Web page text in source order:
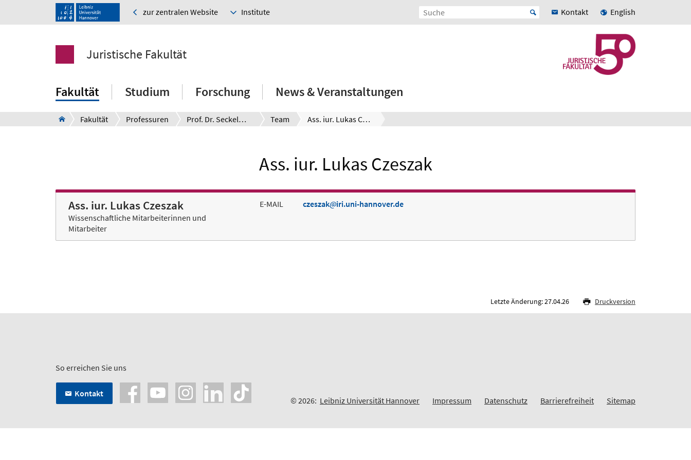
zur zentralen Website Institute Kontakt English
Juristische Fakultät
Fakultät Studium Forschung News & Veranstaltungen
Fakultät Professuren Prof. Dr. Seckelmann Team Ass. iur. Lukas Czeszak
Ass. iur. Lukas Czeszak
Ass. iur. Lukas Czeszak
Wissenschaftliche Mitarbeiterinnen und
Mitarbeiter
E-MAIL czeszak iri.uni-hannover.de
Letzte Änderung: 27.04.26 Druckversion
So erreichen Sie uns
Kontakt
© 2026: Leibniz Universität Hannover Impressum Datenschutz Barrierefreiheit Sitemap